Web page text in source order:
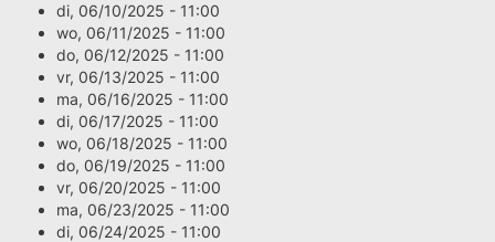
di, 06/10/2025 - 11:00
wo, 06/11/2025 - 11:00
do, 06/12/2025 - 11:00
vr, 06/13/2025 - 11:00
ma, 06/16/2025 - 11:00
di, 06/17/2025 - 11:00
wo, 06/18/2025 - 11:00
do, 06/19/2025 - 11:00
vr, 06/20/2025 - 11:00
ma, 06/23/2025 - 11:00
di, 06/24/2025 - 11:00